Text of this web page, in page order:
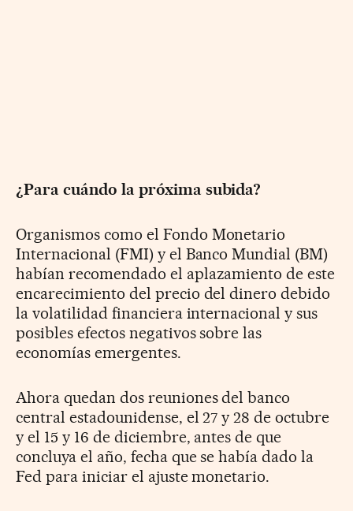
¿Para cuándo la próxima subida?
Organismos como el Fondo Monetario
Internacional (FMI) y el Banco Mundial (BM)
habían recomendado el aplazamiento de este
encarecimiento del precio del dinero debido
la volatilidad financiera internacional y sus
posibles efectos negativos sobre las
economías emergentes.
Ahora quedan dos reuniones del banco
central estadounidense, el 27 y 28 de octubre
y el 15 y 16 de diciembre, antes de que
concluya el año, fecha que se había dado la
Fed para iniciar el ajuste monetario.